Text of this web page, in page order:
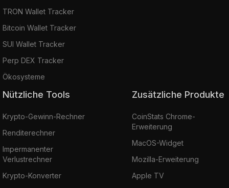
TRON Wallet Tracker
Bitcoin Wallet Tracker
SUI Wallet Tracker
Perp DEX Tracker
Ökosysteme
Nützliche Tools
Krypto-Gewinn-Rechner
Renditerechner
Impermanenter
Verlustrechner
Krypto-Konverter
Zusätzliche Produkte
CoinStats Chrome-
Erweiterung
MacOS-Widget
Mozilla-Erweiterung
Apple TV